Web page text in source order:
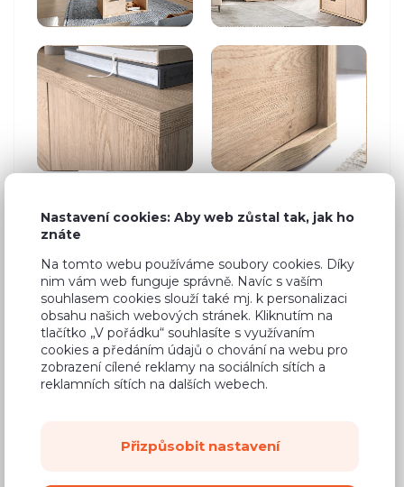
1další fotku
Zobrazit filtry
Nastavení cookies: Aby web zůstal tak, jak ho
znáte
Na tomto webu používáme soubory cookies. Díky
nim vám web funguje správně. Navíc s vaším
souhlasem cookies slouží také mj. k personalizaci
obsahu našich webových stránek. Kliknutím na
tlačítko „V pořádku“ souhlasíte s využívaním
cookies a předáním údajů o chování na webu pro
zobrazení cílené reklamy na sociálních sítích a
reklamních sítích na dalších webech.
Přizpůsobit nastavení